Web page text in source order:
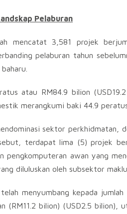
Pelaburan
mencatat 3,581 projek
pelaburan tahun
atau RM84.9 bilion
merangkumi baki 44.9
sektor perkhidmatan,
terdapat lima (5) projek
awan yang
diluluskan oleh subsektor
menyumbang kepada
(RM11.2 bilion) (USD2.5 bilion),